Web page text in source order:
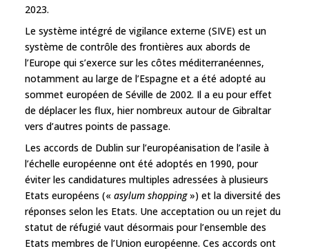
2023.
Le système intégré de vigilance externe (SIVE) est un
système de contrôle des frontières aux abords de
l’Europe qui s’exerce sur les côtes méditerranéennes,
notamment au large de l’Espagne et a été adopté au
sommet européen de Séville de 2002. Il a eu pour effet
de déplacer les flux, hier nombreux autour de Gibraltar
vers d’autres points de passage.
Les accords de Dublin sur l’européanisation de l’asile à
l’échelle européenne ont été adoptés en 1990, pour
éviter les candidatures multiples adressées à plusieurs
Etats européens (« asylum shopping») et la diversité des
réponses selon les Etats. Une acceptation ou un rejet du
statut de réfugié vaut désormais pour l’ensemble des
Etats membres de l’Union européenne. Ces accords ont